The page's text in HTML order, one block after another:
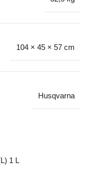
104 × 45 × 57 cm
Husqvarna
1 L